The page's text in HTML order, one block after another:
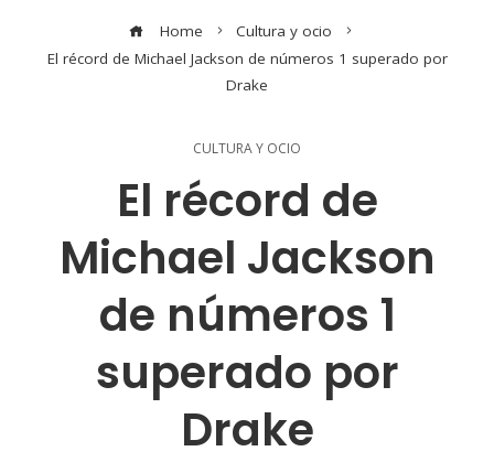
Home
Cultura y ocio
El récord de Michael Jackson de números 1 superado por
Drake
CULTURA Y OCIO
El récord de
Michael Jackson
de números 1
superado por
Drake